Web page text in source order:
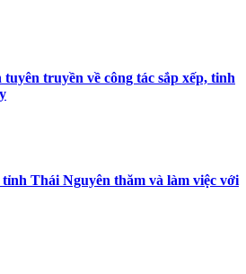
truyền về công tác sắp xếp, tinh
Thái Nguyên thăm và làm việc với